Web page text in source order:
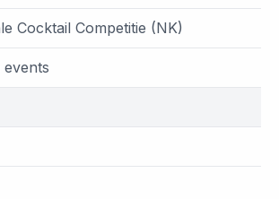
Cocktail Competitie (NK)
events